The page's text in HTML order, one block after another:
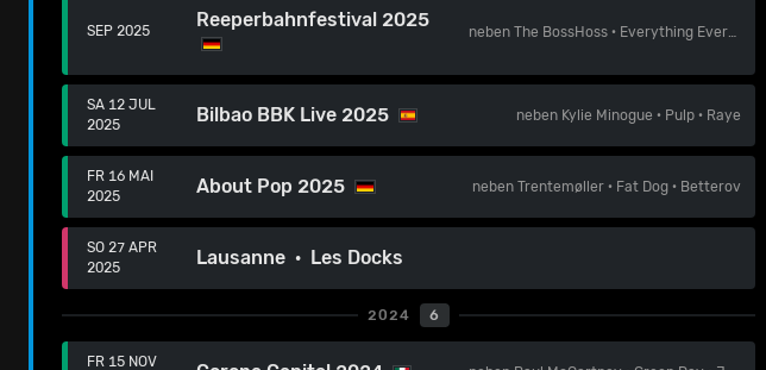
SEP 2025
Reeperbahnfestival 2025
nebenThe BossHoss · Everything Everything
SA 12 JUL
2025
Bilbao BBK Live 2025 neben Kylie Minogue · Pulp · Raye
FR 16 MAI
2025
About Pop 2025 nebenTrentemøller · Fat Dog · Betterov
SO 27 APR
2025
Lausanne · Les Docks
2024 6
FR 15 NOV